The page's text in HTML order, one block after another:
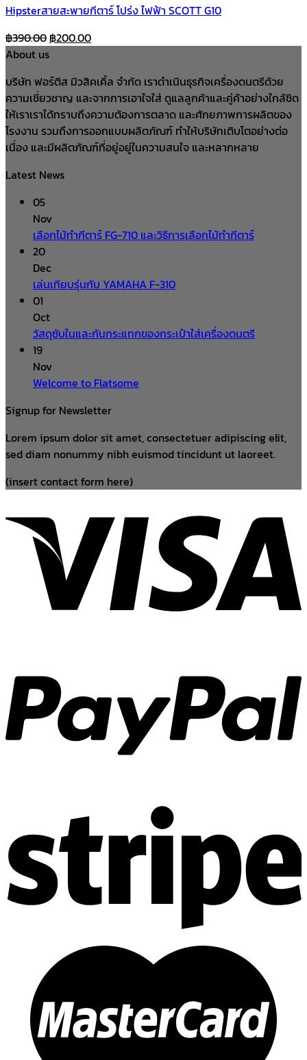
Hipsterสายสะพายกีตาร์ โปร่ง ไฟฟ้า SCOTT G10
฿390.00 Original
price
฿390.00.
฿200.00Current
฿200.00.
About us
บริษัท ฟอร์ติส มิวสิคเคิ้ล จำกัด เราดำเนินธุรกิจเครื่องดนตรีด้วย
ความเชี่ยวชาญ และจากการเอาใจใส่ ดูแลลูกค้าและคู่ค้าอย่างใกล้ชิด
ให้เราเราได้ทราบถึงความต้องการตลาด และศักยภาพการผลิตของ
โรงงาน รวมถึงการออกแบบผลิตภัณฑ์ ทำให้บริษัทเติบโตอย่างต่อ
เนื่อง และมีผลิตภัณฑ์ที่อยู่อยู่ในความสนใจ และหลากหลาย
Latest News
05
Nov
เลือกไม้ทำกีตาร์ FG-710 และวิธีการเลือกไม้ทำกีตาร์
20
Dec
เล่นเทียบรุ่นกับ YAMAHA F-310
01
Oct
วัสดุซับในและกันกระแทกของกระเป๋าใส่เครื่องดนตรี
19
Nov
Welcome to Flatsome
Signup for Newsletter
Lorem ipsum dolor sit amet, consectetuer adipiscing elit,
sed diam nonummy nibh euismod tincidunt ut laoreet.
(insert contact form here)